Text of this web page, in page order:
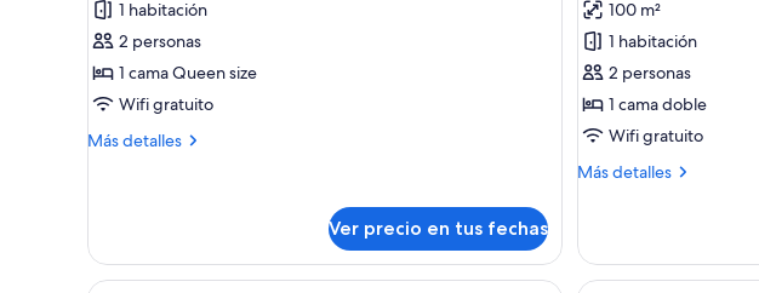
Suite
(Sattvaa)
1 habitación
2 personas
1 cama Queen size
Wifi gratuito
Más detalles
Más
Ver precio en tus fechas
Suite
estándar
100 m²
1 habitación
2 personas
1 cama doble
Wifi gratuito
Más detalles
Más
estándar
Ropa de cama de alta calidad y minibar